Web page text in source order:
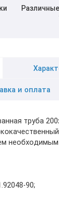
и оплата
труба
90;